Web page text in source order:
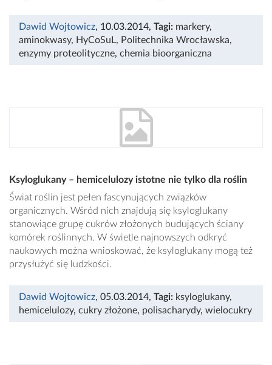
Dawid Wojtowicz, 10.03.2014, Tagi: markery,
aminokwasy, HyCoSuL, Politechnika Wrocławska,
enzymy proteolityczne, chemia bioorganiczna
Ksyloglukany – hemicelulozy istotne nie tylko dla roślin
Świat roślin jest pełen fascynujących związków
organicznych. Wśród nich znajdują się ksyloglukany
stanowiące grupę cukrów złożonych budujących ściany
komórek roślinnych. W świetle najnowszych odkryć
naukowych można wnioskować, że ksyloglukany mogą też
przysłużyć się ludzkości.
Dawid Wojtowicz, 05.03.2014, Tagi: ksyloglukany,
hemicelulozy, cukry złożone, polisacharydy, wielocukry